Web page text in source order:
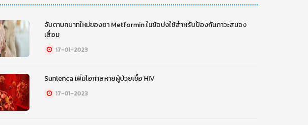
จับตาบทบาทใหม่ของยา Metformin ในข้อบ่งใช้สำหรับป้องกันภาวะสมอง
เสื่อม
17-01-2023
Sunlenca เพิ่มโอกาสหายผู้ป่วยเชื้อ HIV
17-01-2023